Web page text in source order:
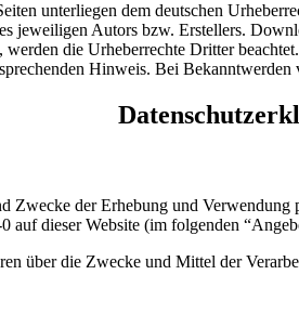
unterliegen dem deutschen
jeweiligen Autors bzw. Erstellers.
die Urheberrechte Dritter
Hinweis. Bei
der Erhebung und
auf dieser Website (im folgenden
über die Zwecke und Mittel der